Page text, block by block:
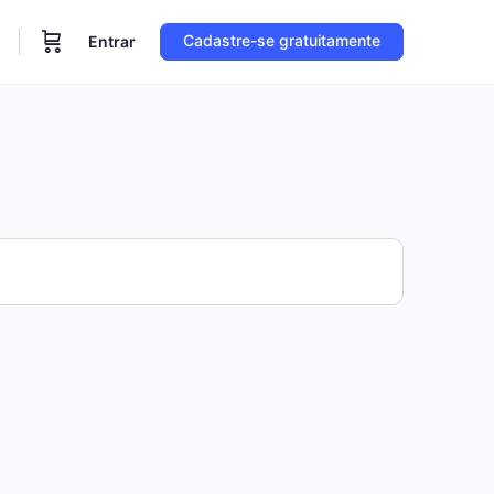
Entrar Cadastre-se gratuitamente